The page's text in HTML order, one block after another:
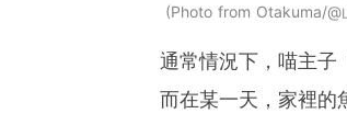
Photo from Otakuma/@
通常情況下，喵主子
而在某一天，家裡的